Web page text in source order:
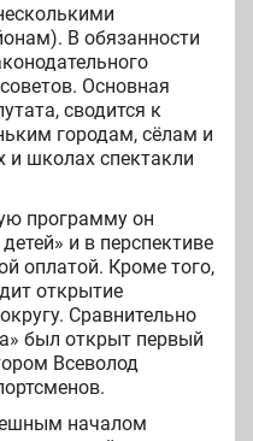
В обязанности
Основная
сводится к
городам, сёлам и
и школах спектакли
программу он
и в перспективе
оплатой. Кроме того,
открытие
Сравнительно
был открыт первый
Всеволод
началом